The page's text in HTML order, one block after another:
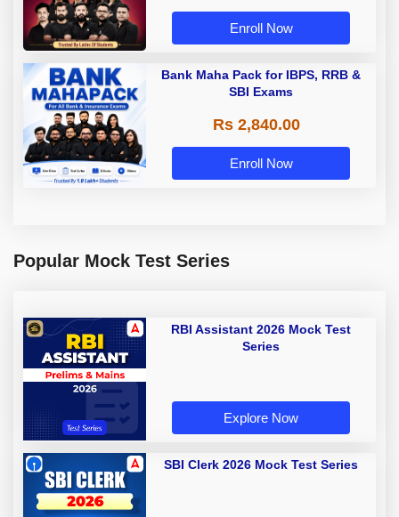
Enroll Now
Bank Maha Pack for IBPS, RRB &
SBI Exams
Rs 2,840.00
Enroll Now
Popular Mock Test Series
RBI Assistant 2026 Mock Test
Series
Explore Now
SBI Clerk 2026 Mock Test Series